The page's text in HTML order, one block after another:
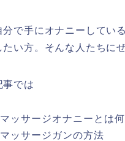
分で手にオナニーしてい
たい方。そんな人たちに
事では
マッサージオナニーとは何
マッサージガンの方法